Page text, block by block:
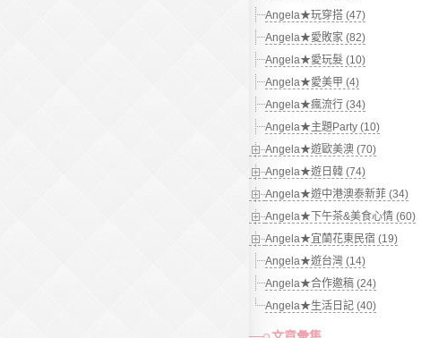
Angela★玩穿搭 (47)
Angela★愛敗家 (82)
Angela★愛玩髮 (10)
Angela★愛美甲 (4)
Angela★瘋流行 (34)
Angela★主題Party (10)
Angela★遊歐美澳 (70)
Angela★遊日韓 (74)
Angela★遊中港澳泰新菲 (34)
Angela★下午茶&美食心情 (60)
Angela★宜蘭花東民宿 (19)
Angela★遊台灣 (14)
Angela★合作邀稿 (24)
Angela★生活日記 (40)